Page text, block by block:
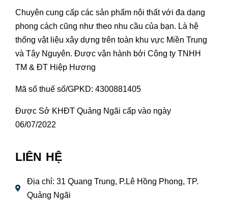
Chuyên cung cấp các sản phẩm nội thất với đa dạng
phong cách cũng như theo nhu cầu của bạn. Là hệ
thống vật liệu xây dựng trên toàn khu vực Miền Trung
và Tây Nguyên. Được vận hành bởi Công ty TNHH
TM & ĐT Hiệp Hương
Mã số thuế số/GPKD: 4300881405
Được Sở KHĐT Quảng Ngãi cấp vào ngày
06/07/2022
LIÊN HỆ
Địa chỉ: 31 Quang Trung, P.Lê Hồng Phong, TP.
Quảng Ngãi